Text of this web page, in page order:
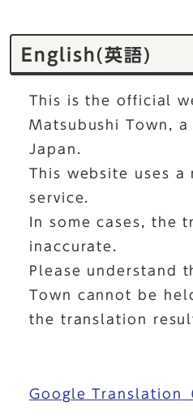
English(英語)
This is the official
Matsubushi Town,
Japan.
This website uses a
service.
In some cases, the
inaccurate.
Please understand
Town cannot be
the translation
Google Translation